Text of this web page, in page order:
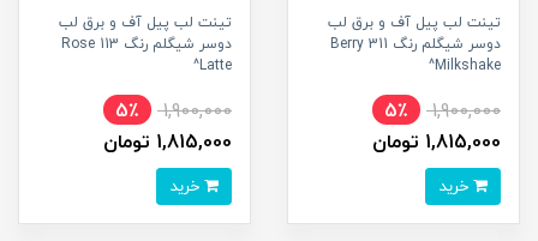
تینت لب پیل آف و برق لب
دوسر شیگلم رنگ 311 Berry
Milkshake^
1,900,000
5٪
1,815,000 تومان
تینت لب پیل آف و برق لب
دوسر شیگلم رنگ 113 Rose
Latte^
1,900,000
5٪
1,815,000 تومان